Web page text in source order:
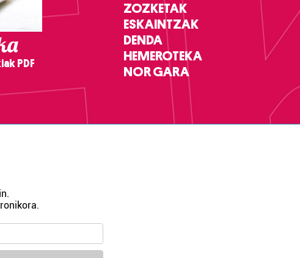
PDF
ZOZKETAK
ESKAINTZAK
DENDA
HEMEROTEKA
NOR GARA